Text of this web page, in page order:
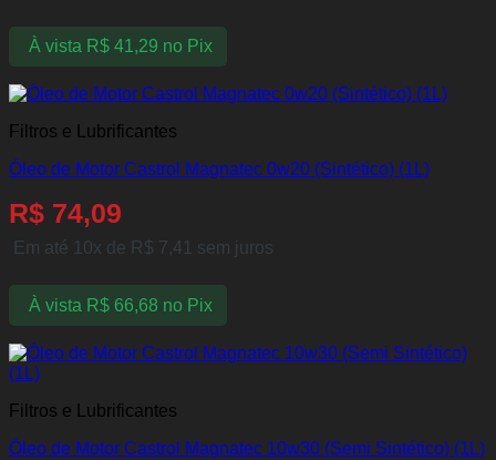
À vista R$41,29 no Pix
Filtros e Lubrificantes
Óleo de Motor Castrol Magnatec 0w20 (Sintético) (1L)
R$ 74,09
Em até 10x de R$ 7,41 sem juros
À vista R$66,68 no Pix
Filtros e Lubrificantes
Óleo de Motor Castrol Magnatec 10w30 (Semi Sintético) (1L)